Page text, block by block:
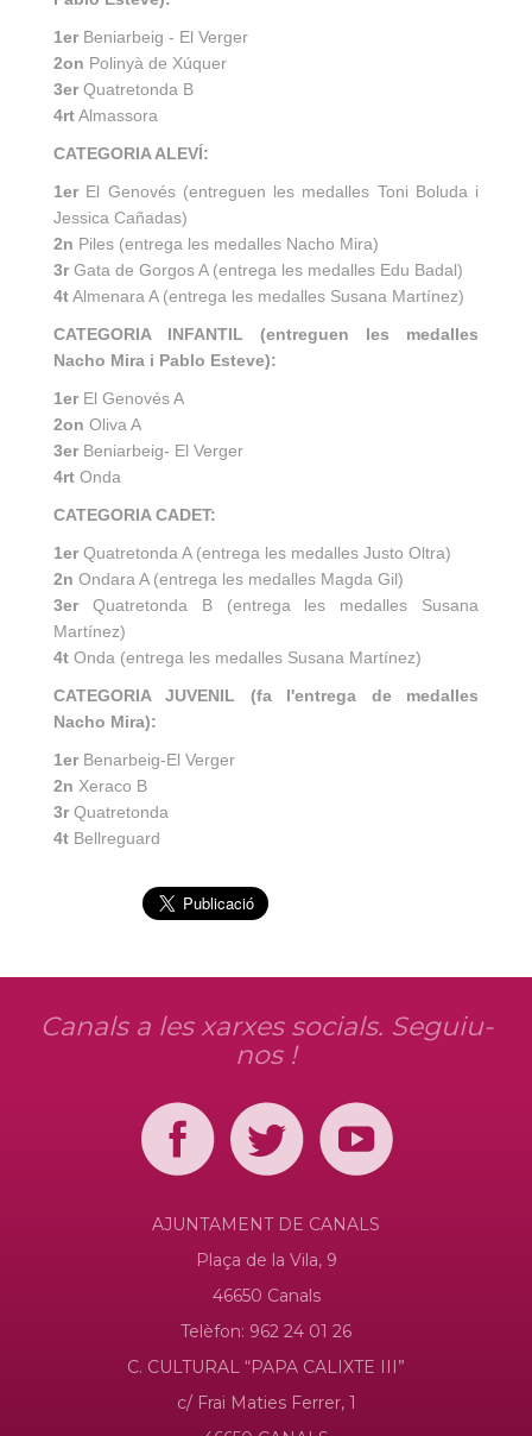
1er Beniarbeig - El Verger
2on Polinyà de Xúquer
3er Quatretonda B
4rtAlmassora
CATEGORIA ALEVÍ:
1er El Genovés (entreguen les medalles Toni Boluda i
Jessica Cañadas)
2n Piles (entrega les medalles Nacho Mira)
3r Gata de Gorgos A (entrega les medalles Edu Badal)
4tAlmenara A (entrega les medalles Susana Martínez)
CATEGORIA INFANTIL (entreguen les medalles
Nacho Mira i Pablo Esteve):
1er El Genovés A
2on Oliva A
3er Beniarbeig- El Verger
4rt Onda
CATEGORIA CADET:
1er Quatretonda A (entrega les medalles Justo Oltra)
2n Ondara A (entrega les medalles Magda Gil)
3er Quatretonda B (entrega les medalles Susana
Martínez)
4t Onda (entrega les medalles Susana Martínez)
CATEGORIA JUVENIL (fa l'entrega de medalles
Nacho Mira):
1er Benarbeig-El Verger
2n Xeraco B
3r Quatretonda
4t Bellreguard
Canals a les xarxes socials. Seguiu-
nos !
AJUNTAMENT DE CANALS
Plaça de la Vila, 9
46650 Canals
Telèfon: 962 24 01 26
C. CULTURAL “PAPA CALIXTE III”
c/ Frai Maties Ferrer, 1